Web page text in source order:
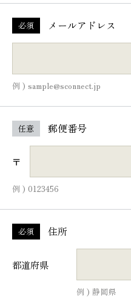
必須 メールアドレス
例 ) sample@sconnect.jp
任意 郵便番号
〒
例 ) 0123456
必須 住所
都道府県
例 ) 静岡県